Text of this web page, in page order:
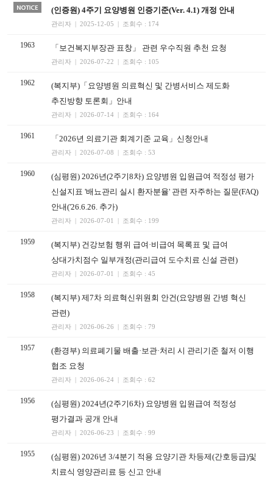
(인증원) 4주기 요양병원 인증기준(Ver. 4.1) 개정 안내
관리자 | 2025-12-05 | 조회수 : 174
1963 「보건복지부장관 표창」 관련 우수직원 추천 요청
관리자 | 2026-07-22 | 조회수 : 105
1962
(복지부)「요양병원 의료혁신 및 간병서비스 제도화
추진방향 토론회」안내
관리자 | 2026-07-14 | 조회수 : 164
1961 「2026년 의료기관 회계기준 교육」신청안내
관리자 | 2026-07-08 | 조회수 : 53
1960
(심평원) 2026년(2주기8차) 요양병원 입원급여 적정성 평가
신설지표 '배뇨관리 실시 환자분율' 관련 자주하는 질문(FAQ)
안내('26.6.26. 추가)
관리자 | 2026-07-01 | 조회수 : 199
1959
(복지부) 건강보험 행위 급여·비급여 목록표 및 급여
상대가치점수 일부개정(관리급여 도수치료 신설 관련)
관리자 | 2026-07-01 | 조회수 : 45
1958
(복지부) 제7차 의료혁신위원회 안건(요양병원 간병 혁신
관련)
관리자 | 2026-06-26 | 조회수 : 79
1957
(환경부) 의료폐기물 배출·보관·처리 시 관리기준 철저 이행
협조 요청
관리자 | 2026-06-24 | 조회수 : 62
1956
(심평원) 2024년(2주기6차) 요양병원 입원급여 적정성
평가결과 공개 안내
관리자 | 2026-06-23 | 조회수 : 99
1955
(심평원) 2026년 3/4분기 적용 요양기관 차등제(간호등급)및
치료식 영양관리료 등 신고 안내